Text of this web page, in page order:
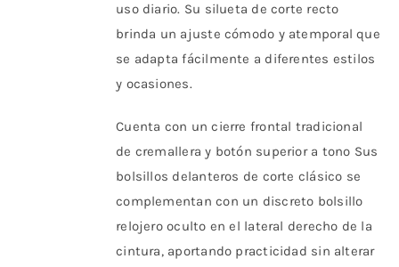
uso diario. Su silueta de corte recto
brinda un ajuste cómodo y atemporal que
se adapta fácilmente a diferentes estilos
y ocasiones.
Cuenta con un cierre frontal tradicional
de cremallera y botón superior a tono Sus
bolsillos delanteros de corte clásico se
complementan con un discreto bolsillo
relojero oculto en el lateral derecho de la
cintura, aportando practicidad sin alterar